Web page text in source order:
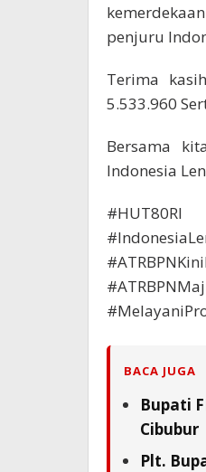
penjuru
Terima
5.533.960
Bersama
Indonesia
#HUT80RI
BACA JUGA
Bupati
Cibubur
Plt.